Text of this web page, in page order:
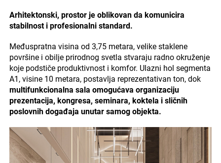
Arhitektonski, prostor je oblikovan da komunicira
stabilnost i profesionalni standard.
Međuspratna visina od 3,75 metara, velike staklene
površine i obilje prirodnog svetla stvaraju radno okruženje
koje podstiče produktivnost i komfor. Ulazni hol segmenta
A1, visine 10 metara, postavlja reprezentativan ton, dok
multifunkcionalna sala omogućava organizaciju
prezentacija, kongresa, seminara, koktela i sličnih
poslovnih događaja unutar samog objekta.